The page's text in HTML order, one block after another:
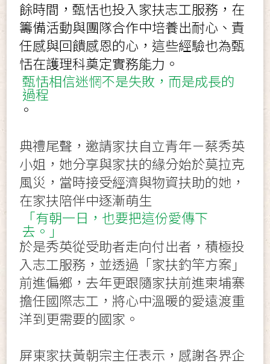
餘時間，甄恬也投入家扶志工服務，在
籌備活動與團隊合作中培養出耐心、責
任感與回饋感恩的心，這些經驗也為甄
恬在護理科奠定實務能力。
甄恬相信迷惘不是失敗，而是成長的
過程
。
典禮尾聲，邀請家扶自立青年－蔡秀英
小姐，她分享與家扶的緣分始於莫拉克
風災，當時接受經濟與物資扶助的她，
在家扶陪伴中逐漸萌生
「有朝一日，也要把這份愛傳下
去。」
於是秀英從受助者走向付出者，積極投
入志工服務，並透過「家扶釣竿方案」
前進偏鄉，去年更跟隨家扶前進柬埔寨
擔任國際志工，將心中溫暖的愛遠渡重
洋到更需要的國家。
屏東家扶黃朝宗主任表示，感謝各界企